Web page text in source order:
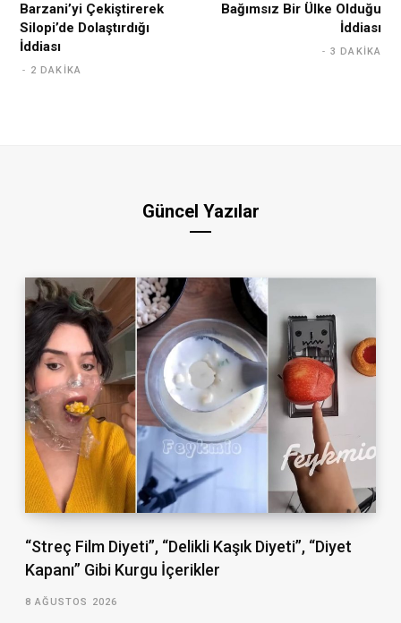
Barzani’yi Çekiştirerek
Silopi’de Dolaştırdığı
İddiası
2 DAKIKA
Bağımsız Bir Ülke Olduğu
İddiası
3 DAKIKA
Güncel Yazılar
“Streç Film Diyeti”, “Delikli Kaşık Diyeti”, “Diyet
Kapanı” Gibi Kurgu İçerikler
8 AĞUSTOS 2026